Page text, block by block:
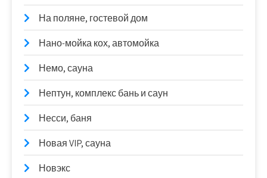
На поляне, гостевой дом
Нано-мойка кох, автомойка
Немо, сауна
Нептун, комплекс бань и саун
Несси, баня
Новая VIP, сауна
Новэкс